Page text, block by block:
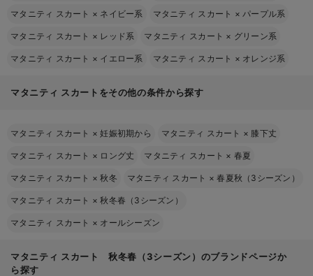
マタニティ スカート × ネイビー系 マタニティ スカート × パープル系
マタニティ スカート × レッド系 マタニティ スカート × グリーン系
マタニティ スカート × イエロー系 マタニティ スカート × オレンジ系
マタニティ スカートをその他の条件から探す
マタニティ スカート ×妊娠初期から マタニティ スカート × 膝下丈
マタニティ スカート × ロング丈 マタニティ スカート × 春夏
マタニティ スカート ×秋冬 マタニティ スカート ×春夏秋（3シーズン）
マタニティ スカート ×秋冬春（3シーズン）
マタニティ スカート × オールシーズン
マタニティ スカート 秋冬春（3シーズン）のブランドページか
ら探す